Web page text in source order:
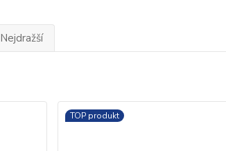
Nejdražší
TOP produkt